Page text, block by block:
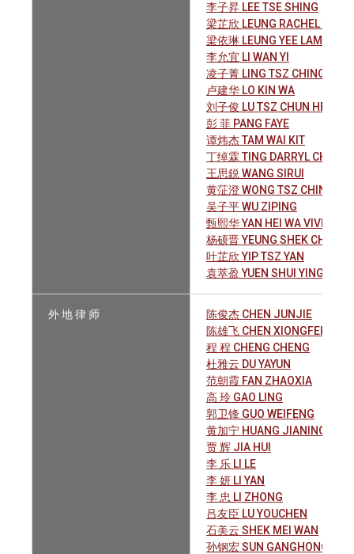
李子昇 LEE TSE SHING
梁芷欣 LEUNG RACHEL TZE-
梁依琳 LEUNG YEE LAM
李允宜 LI WAN YI
凌子菁 LING TSZ CHING
卢建华 LO KIN WA
刘子俊 LU TSZ CHUN HEMAN
彭 菲 PANG FAYE
谭炜杰 TAM WAI KIT
丁绰霖 TING DARRYL
王思鋭 WANG SIRUI
黄鿊澄 WONG TSZ CHING
吴子平 WU ZIPING
甄熙华 YAN HEI WA VIVIAN
杨硕晋 YEUNG SHEK CHUN
叶芷欣 YIP TSZ YAN
袁萃盈 YUEN SHUI YING
外 地 律 师
陈俊杰 CHEN JUNJIE
陈雄飞 CHEN XIONGFEI
程 程 CHENG CHENG
杜雅云 DU YAYUN
范朝霞 FAN ZHAOXIA
高 玲 GAO LING
郭卫锋 GUO WEIFENG
黄加宁 HUANG JIANING
贾 辉 JIA HUI
李 乐 LI LE
李 妍 LI YAN
李 忠 LI ZHONG
吕友臣 LU YOUCHEN
石美云 SHEK MEI WAN
孙钢宏 SUN GANGHONG